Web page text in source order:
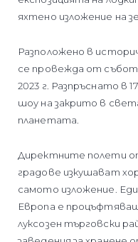
яхтено изложение на
Разположено в
се провежда от
2023 г. Разпръснато в
шоу на закрито в
планетата.
Директните полети
градове изкушават
самото изложение.
Европа е
луксозен търговски